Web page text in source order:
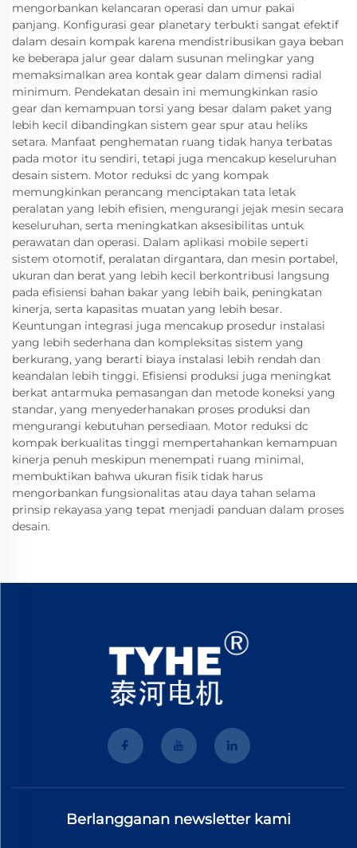
mengorbankan kelancaran operasi dan umur pakai
panjang. Konfigurasi gear planetary terbukti sangat efektif
dalam desain kompak karena mendistribusikan gaya beban
ke beberapa jalur gear dalam susunan melingkar yang
memaksimalkan area kontak gear dalam dimensi radial
minimum. Pendekatan desain ini memungkinkan rasio
gear dan kemampuan torsi yang besar dalam paket yang
lebih kecil dibandingkan sistem gear spur atau heliks
setara. Manfaat penghematan ruang tidak hanya terbatas
pada motor itu sendiri, tetapi juga mencakup keseluruhan
desain sistem. Motor reduksi dc yang kompak
memungkinkan perancang menciptakan tata letak
peralatan yang lebih efisien, mengurangi jejak mesin secara
keseluruhan, serta meningkatkan aksesibilitas untuk
perawatan dan operasi. Dalam aplikasi mobile seperti
sistem otomotif, peralatan dirgantara, dan mesin portabel,
ukuran dan berat yang lebih kecil berkontribusi langsung
pada efisiensi bahan bakar yang lebih baik, peningkatan
kinerja, serta kapasitas muatan yang lebih besar.
Keuntungan integrasi juga mencakup prosedur instalasi
yang lebih sederhana dan kompleksitas sistem yang
berkurang, yang berarti biaya instalasi lebih rendah dan
keandalan lebih tinggi. Efisiensi produksi juga meningkat
berkat antarmuka pemasangan dan metode koneksi yang
standar, yang menyederhanakan proses produksi dan
mengurangi kebutuhan persediaan. Motor reduksi dc
kompak berkualitas tinggi mempertahankan kemampuan
kinerja penuh meskipun menempati ruang minimal,
membuktikan bahwa ukuran fisik tidak harus
mengorbankan fungsionalitas atau daya tahan selama
prinsip rekayasa yang tepat menjadi panduan dalam proses
desain.
Berlangganan newsletter kami